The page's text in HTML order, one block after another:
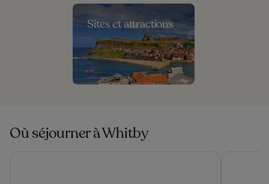
Sites et attractions
Où séjourner à Whitby